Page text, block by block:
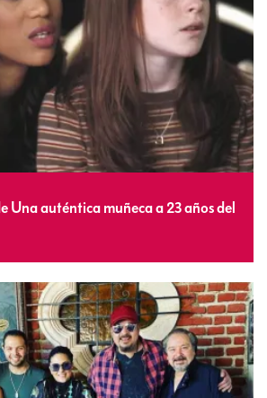
Una auténtica muñeca a 23 años del